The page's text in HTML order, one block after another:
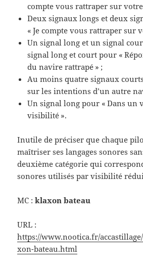
compte vous rattraper sur
Deux signaux longs et deux
« Je compte vous rattraper sur
Un signal long et un signal
signal long et court pour «
du navire rattrapé » ;
Au moins quatre signaux
sur les intentions d’un autre
Un signal long pour « Dans un
visibilité ».
Inutile de préciser que chaque
maîtriser ses langages sonores
deuxième catégorie qui
sonores utilisés par visibilité
MC :klaxon bateau
URL :
https://www.nootica.fr/
xon-bateau.html